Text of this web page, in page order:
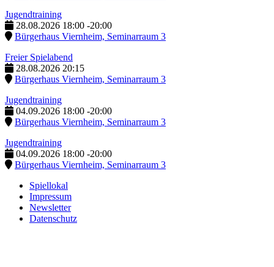
Jugendtraining
28.08.2026 18:00 -20:00
Bürgerhaus Viernheim, Seminarraum 3
Freier Spielabend
28.08.2026 20:15
Bürgerhaus Viernheim, Seminarraum 3
Jugendtraining
04.09.2026 18:00 -20:00
Bürgerhaus Viernheim, Seminarraum 3
Jugendtraining
04.09.2026 18:00 -20:00
Bürgerhaus Viernheim, Seminarraum 3
Spiellokal
Impressum
Newsletter
Datenschutz